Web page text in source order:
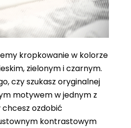
kropkowanie w kolorze
zielonym i czarnym.
czy szukasz oryginalnej
motywem w jednym z
ozdobić
kontrastowym